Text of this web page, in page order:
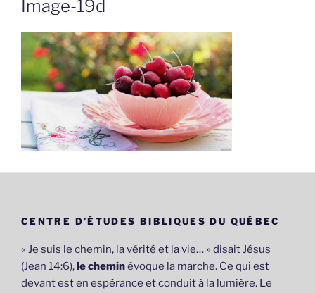
Image-19d
CENTRE D’ÉTUDES BIBLIQUES DU QUÉBEC
« Je suis le chemin, la vérité et la vie… » disait Jésus
(Jean 14:6),le cheminévoque la marche. Ce qui est
devant est en espérance et conduit à la lumière. Le